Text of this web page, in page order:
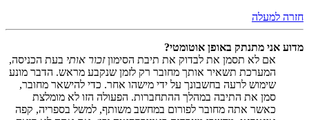
חזרה למעלה
מדוע אני מתנתק באופן אוטומטי?
אם לא תסמן את לבדוק את תיבת הסימוןזכור אותי בעת הכניסה,
המערכת תשאיר אותך מחובר רק לזמן שנקבע מראש. הדבר מונע
שימוש לרעה בחשבונך על ידי מישהו אחר. כדי להישאר מחובר,
סמן את התיבה במהלך ההתחברות. הפעולה הזו לא מומלצת
כאשר אתה מחובר לפורום במחשב משותף, למשל בספריה, קפה